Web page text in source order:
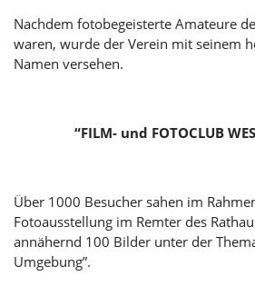
Nachdem fotobegeisterte Amateure
waren, wurde der Verein mit seinem
Namen versehen.
“FILM- und FOTOCLUB
Über 1000 Besucher sahen im
Fotoausstellung im Remter des
annähernd 100 Bilder unter der
Umgebung”.